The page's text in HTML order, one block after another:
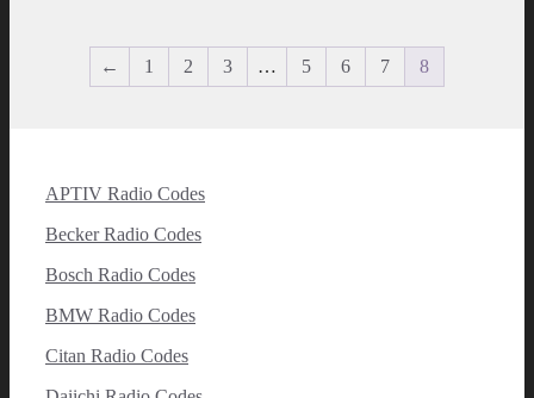
← 1 2 3 … 5 6 7 8
APTIV Radio Codes
Becker Radio Codes
Bosch Radio Codes
BMW Radio Codes
Citan Radio Codes